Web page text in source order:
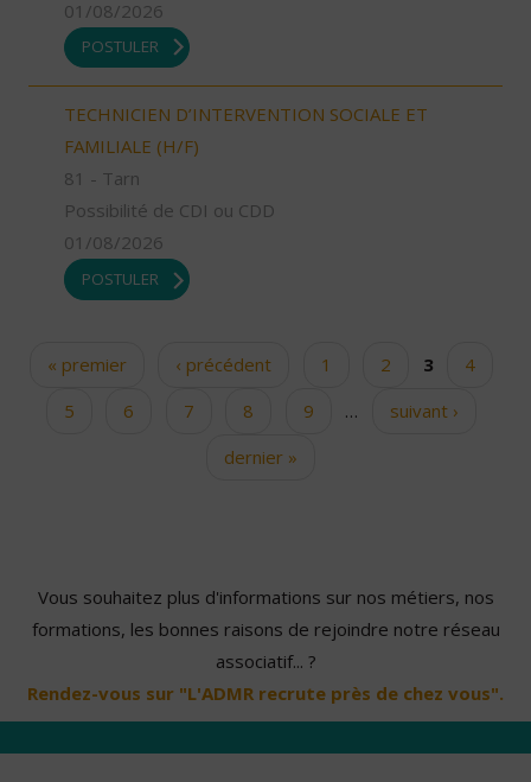
01/08/2026
POSTULER
TECHNICIEN D’INTERVENTION SOCIALE ET
FAMILIALE (H/F)
81 - Tarn
Possibilité de CDI ou CDD
01/08/2026
POSTULER
Pages« premier ‹ précédent 1 2 3
4
5
6 7 8 9 …
suivant ›
dernier »
Vous souhaitez plus d'informations sur nos métiers, nos
formations, les bonnes raisons de rejoindre notre réseau
associatif... ?
Rendez-vous sur "L'ADMR recrute près de chez vous".